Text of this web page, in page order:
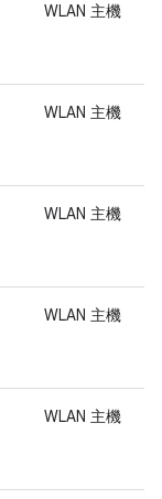
WLAN 主機
WLAN 主機
WLAN 主機
WLAN 主機
WLAN 主機